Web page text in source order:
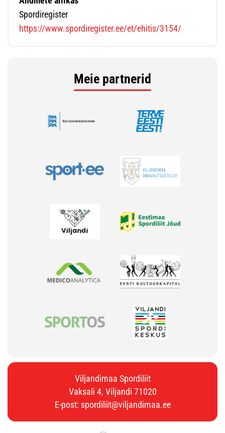
Spordiregister
https://www.spordiregister.ee/et/ehitis/3154/
Meie partnerid
Viljandimaa Spordiliit
Vaksali 4, Viljandi 71020
E-post: spordiliit@viljandimaa.ee